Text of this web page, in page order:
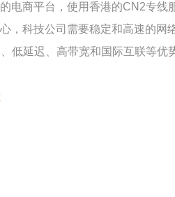
电商平台，使用香港的CN2专线
，科技公司需要稳定和高速的网
低延迟、高带宽和国际互联等